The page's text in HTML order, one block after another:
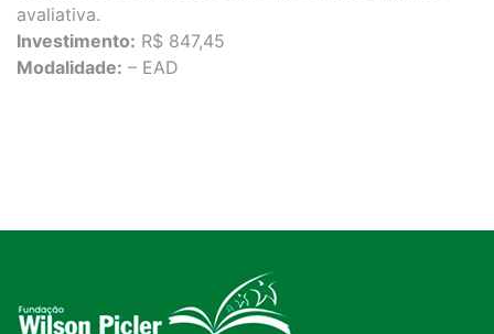
avaliativa.
Investimento: R$ 847,45
Modalidade: – EAD